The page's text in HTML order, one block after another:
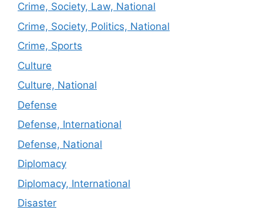
Crime, Society, Law, National
Crime, Society, Politics, National
Crime, Sports
Culture
Culture, National
Defense
Defense, International
Defense, National
Diplomacy
Diplomacy, International
Disaster